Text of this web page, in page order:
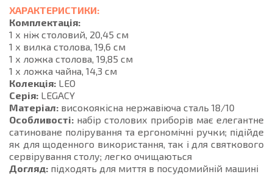
ХАРАКТЕРИСТИКИ:
Комплектація:
1 х ніж столовий, 20,45 см
1 х вилка столова, 19,6 см
1 х ложка столова, 19,85 см
1 х ложка чайна, 14,3 см
Колекція: LEO
Серія: LEGACY
Матеріал: високоякісна нержавіюча сталь 18/10
Особливості: набір столових приборів має елегантне
сатиноване полірування та ергономічні ручки; підійде
як для щоденного використання, так і для святкового
сервірування столу; легко очищаються
Догляд: підходять для миття в посудомийній машині